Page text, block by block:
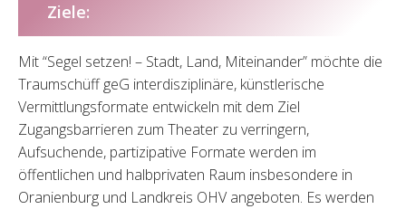
Ziele:
Mit “Segel setzen! – Stadt, Land, Miteinander” möchte die
Traumschüff geG interdisziplinäre, künstlerische
Vermittlungsformate entwickeln mit dem Ziel
Zugangsbarrieren zum Theater zu verringern,
Aufsuchende, partizipative Formate werden im
öffentlichen und halbprivaten Raum insbesondere in
Oranienburg und Landkreis OHV angeboten. Es werden